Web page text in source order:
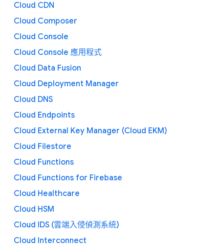
Cloud CDN
Cloud Composer
Cloud Console
Cloud Console 應用程式
Cloud Data Fusion
Cloud Deployment Manager
Cloud DNS
Cloud Endpoints
Cloud External Key Manager (Cloud EKM)
Cloud Filestore
Cloud Functions
Cloud Functions for Firebase
Cloud Healthcare
Cloud HSM
Cloud IDS (雲端入侵偵測系統)
Cloud Interconnect